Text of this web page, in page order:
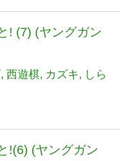
! (7) (ヤングガン
西遊棋 カズキ
しら
!(6) (ヤングガン